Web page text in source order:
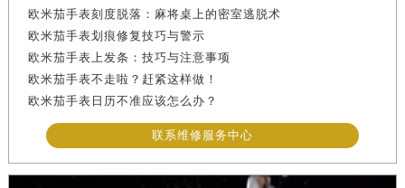
欧米茄手表刻度脱落：麻将桌上的密室逃脱术
欧米茄手表划痕修复技巧与警示
欧米茄手表上发条：技巧与注意事项
欧米茄手表不走啦？赶紧这样做！
欧米茄手表日历不准应该怎么办？
联系维修服务中心